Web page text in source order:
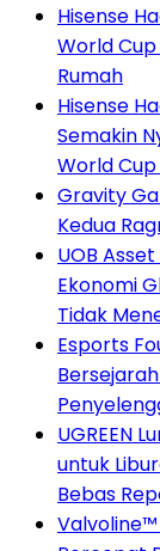
Hisense
World
Rumah
Hisense
Semakin
World
Gravity
Kedua
UOB
Ekonomi
Tidak
Esports
UGREEN
untuk
Bebas
Valvoline™